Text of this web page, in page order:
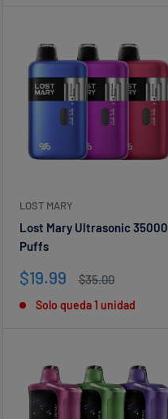
LOST MARY
Lost Mary Ultrasonic 35000
Puffs
Precio
venta
$19.99
Precio
$35.00
Solo queda 1 unidad